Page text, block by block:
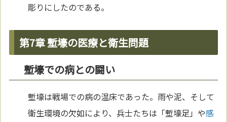
彫りにしたのである。
第7章 塹壕の医療と衛生問題
塹壕での病との闘い
塹壕は戦場での病の温床であった。雨や泥、そして
衛生環境の欠如により、兵士たちは「塹壕足」や感